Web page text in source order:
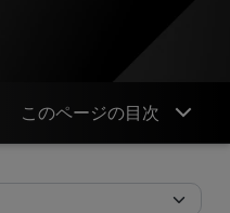
このページの目次
Tools and Utilities